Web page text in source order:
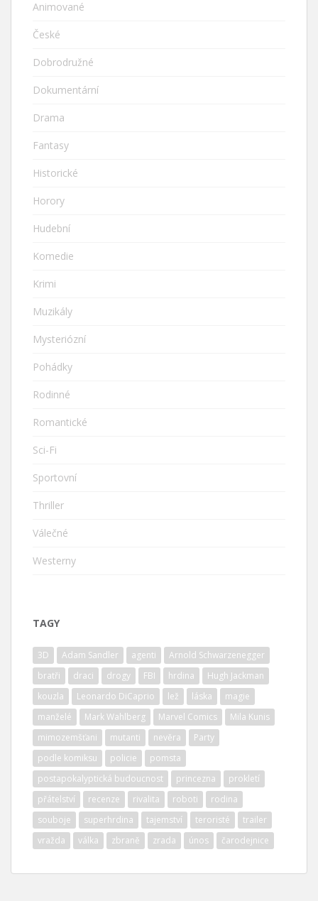
Animované
České
Dobrodružné
Dokumentární
Drama
Fantasy
Historické
Horory
Hudební
Komedie
Krimi
Muzikály
Mysteriózní
Pohádky
Rodinné
Romantické
Sci-Fi
Sportovní
Thriller
Válečné
Westerny
TAGY
3D Adam Sandler agenti
Arnold Schwarzenegger
bratři
draci drogy FBI hrdina
Hugh Jackman
kouzla
Leonardo DiCaprio lež láska
magie
manželé
Mark Wahlberg Marvel Comics
Mila Kunis
mimozemšťani
mutanti nevěra
Party
podle komiksu
policie
pomsta
postapokalyptická budoucnost
princezna
prokletí
přátelství
recenze rivalita roboti
rodina
souboje
superhrdina tajemství teroristé
trailer
vražda
válka zbraně zrada únos čarodejnice